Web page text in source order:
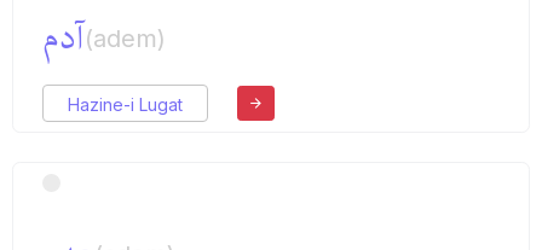
آدم(adem)
Hazine-i Lugat